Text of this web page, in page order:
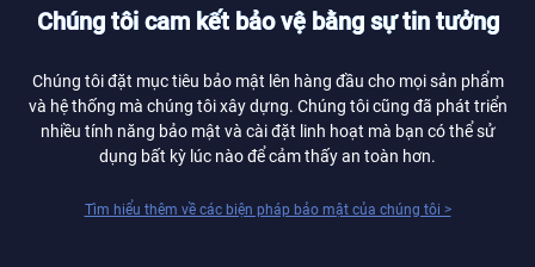
Chúng tôi cam kết bảo vệ bằng sự tin tưởng
Chúng tôi đặt mục tiêu bảo mật lên hàng đầu cho mọi sản phẩm
và hệ thống mà chúng tôi xây dựng. Chúng tôi cũng đã phát triển
nhiều tính năng bảo mật và cài đặt linh hoạt mà bạn có thể sử
dụng bất kỳ lúc nào để cảm thấy an toàn hơn.
Tìm hiểu thêm về các biện pháp bảo mật của chúng tôi >